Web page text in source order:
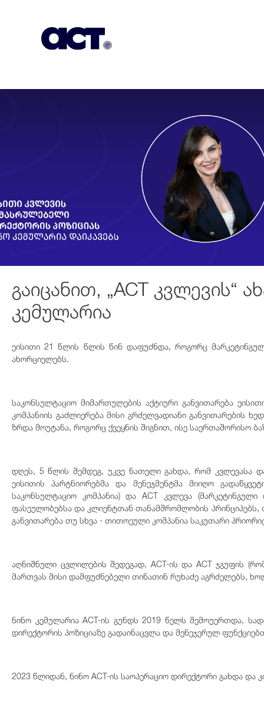
გაიცანით, „ACT
კემულარია
ეისითი 21 წლის წლის წინ დაფუძნდა, როგორც
ახორციელებს.
საკონსულტაციო მიმართულების აქტიური განვითარება
კომპანიის გაძლიერება მისი გრძელვადიანი განვითარების
ზრდა მოუტანა, როგორც ქვეყნის შიგნით, ისე საერთაშორისო
დღეს, 5 წლის შემდეგ, უკვე ნათელი გახდა, რომ კვლევასა
ეისითის პარტნიორებმა და მენეჯმენტმა მიიღო
საკონსულტაციო კომპანია) და ACT კვლევა
ფასეულობებსა და კლიენტთან თანამშრომლობის პრინციპებს,
განვითარება თუ სხვა - თითოეული კომპანია საკუთარი
აღნიშნული ცვლილების შედეგად, ACT-ის და ACT ჯგუფის
მართვას მისი დამფუძნებელი თინათინ რუხაძე აგრძელებს,
ნინო კემულარია ACT-ის გუნდს 2019 წელს შემოუერთდა,
დირექტორის პოზიციაზე გადაინაცვლა და მენეჯერულ
2023 წლიდან, ნინო ACT-ის საოპერაციო დირექტორი გახდა და